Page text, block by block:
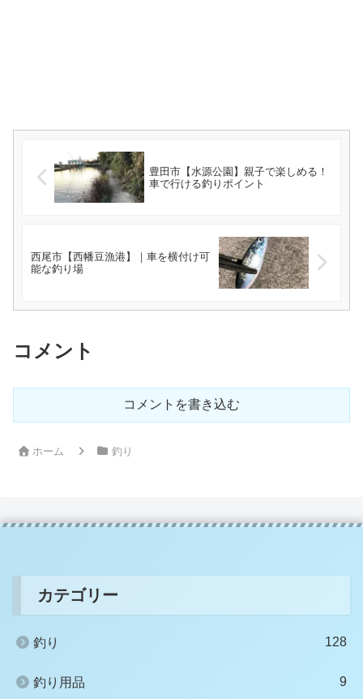
豊田市【水源公園】親子で楽しめる！
車で行ける釣りポイント
西尾市【西幡豆漁港】｜車を横付け可
能な釣り場
コメント
コメントを書き込む
ホーム 釣り
カテゴリー
釣り 128
釣り用品 9